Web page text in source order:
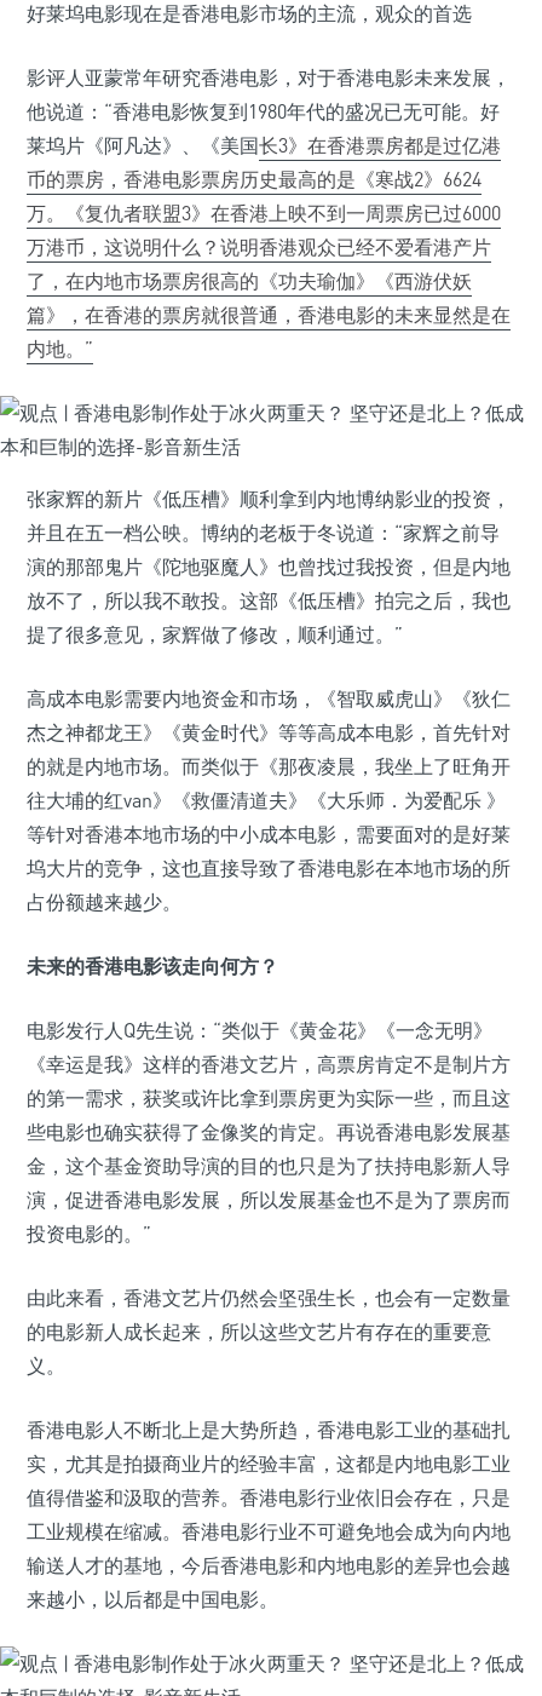
好莱坞电影现在是香港电影市场的主流，观众的首选
影评人亚蒙常年研究香港电影，对于香港电影未来发展，
他说道：“香港电影恢复到1980年代的盛况已无可能。好
莱坞片《阿凡达》、《美国长3》在香港票房都是过亿港
币的票房，香港电影票房历史最高的是《寒战2》6624
万。
《复仇者联盟3》 在香港上映不到一周票房已过6000
万港币，这说明什么？说明香港观众已经不爱看港产片
了，在内地市场票房很高的 《功夫瑜伽》
《西游伏妖
篇》，在香港的票房就很普通，香港电影的未来显然是在
内地。”
张家辉的新片《低压槽》顺利拿到内地博纳影业的投资，
并且在五一档公映。博纳的老板于冬说道：“家辉之前导
演的那部鬼片《陀地驱魔人》也曾找过我投资，但是内地
放不了，所以我不敢投。这部《低压槽》拍完之后，我也
提了很多意见，家辉做了修改，顺利通过。”
高成本电影需要内地资金和市场，《智取威虎山》《狄仁
杰之神都龙王》《黄金时代》等等高成本电影，首先针对
的就是内地市场。而类似于《那夜凌晨，我坐上了旺角开
往大埔的红van》《救僵清道夫》《大乐师．为爱配乐 》
等针对香港本地市场的中小成本电影，需要面对的是好莱
坞大片的竞争，这也直接导致了香港电影在本地市场的所
占份额越来越少。
未来的香港电影该走向何方？
电影发行人Q先生说：“类似于《黄金花》《一念无明》
《幸运是我》这样的香港文艺片，高票房肯定不是制片方
的第一需求，获奖或许比拿到票房更为实际一些，而且这
些电影也确实获得了金像奖的肯定。再说香港电影发展基
金，这个基金资助导演的目的也只是为了扶持电影新人导
演，促进香港电影发展，所以发展基金也不是为了票房而
投资电影的。”
由此来看，香港文艺片仍然会坚强生长，也会有一定数量
的电影新人成长起来，所以这些文艺片有存在的重要意
义。
香港电影人不断北上是大势所趋，香港电影工业的基础扎
实，尤其是拍摄商业片的经验丰富，这都是内地电影工业
值得借鉴和汲取的营养。香港电影行业依旧会存在，只是
工业规模在缩减。香港电影行业不可避免地会成为向内地
输送人才的基地，今后香港电影和内地电影的差异也会越
来越小，以后都是中国电影。